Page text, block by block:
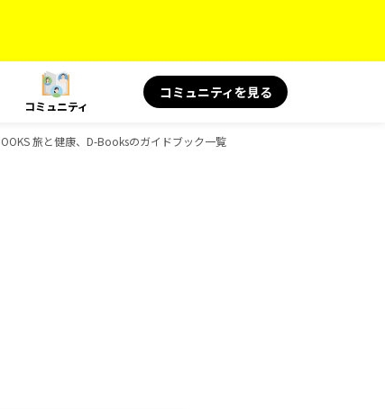
コミュニティ
コミュニティを見る
旅と健康、D-Booksのガイドブック一覧